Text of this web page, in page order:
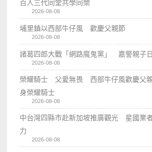
百人三代同堂共學同樂
2026-08-08
埔里鎮以西部牛仔風 歡慶父親節
2026-08-08
諸葛四郎大戰「網路魔鬼黨」 嘉警親子
2026-08-08
榮耀騎士 父愛無畏 西部牛仔風歡慶父
身榮耀騎士
2026-08-08
中台灣四縣市赴新加坡推廣觀光 星國業
力
2026-08-08